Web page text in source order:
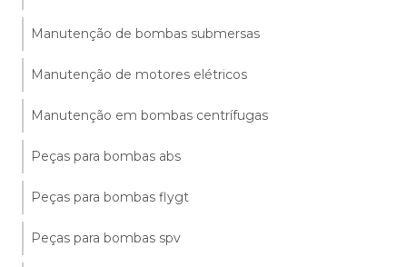
Manutenção de bombas submersas
Manutenção de motores elétricos
Manutenção em bombas centrífugas
Peças para bombas abs
Peças para bombas flygt
Peças para bombas spv